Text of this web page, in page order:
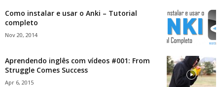
Como instalar e usar o Anki – Tutorial
completo
Nov 20, 2014
Aprendendo inglês com vídeos #001: From
Struggle Comes Success
Apr 6, 2015